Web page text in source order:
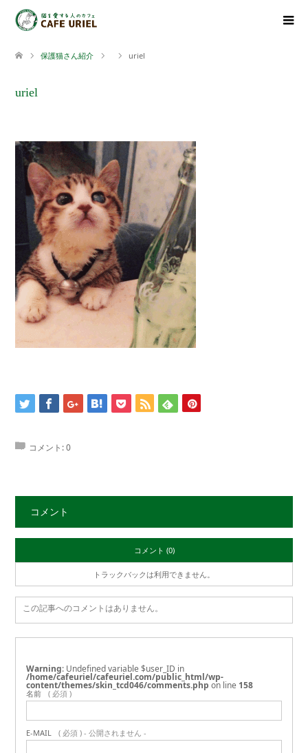
保護猫さん紹介 uriel
uriel
コメント:0
コメント
コメント (0)
トラックバックは利用できません。
この記事へのコメントはありません。
Warning : Undefined variable $user_ID in
/home/cafeuriel/cafeuriel.com/public_html/wp-
content/themes/skin_tcd046/comments.php on line 158
名前 ( 必須 )
E-MAIL ( 必須 ) - 公開されません -